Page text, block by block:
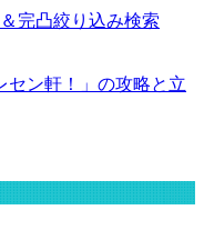
完凸絞り込み検索
セン軒！」の攻略と立